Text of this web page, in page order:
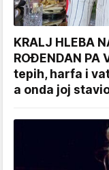
KRALJ HLEBA
ROĐENDAN PA
tepih, harfa i
a onda joj